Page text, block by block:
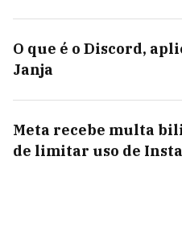
O que é o Discord,
Janja
Meta recebe multa
de limitar uso de